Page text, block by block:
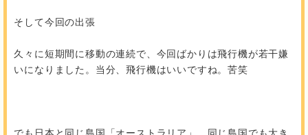
そして今回の出張
久々に短期間に移動の連続で、今回ばかりは飛行機が若干嫌
いになりました。当分、飛行機はいいですね。苦笑
でも日本と同じ島国「オーストラリア」、同じ島国でも大き